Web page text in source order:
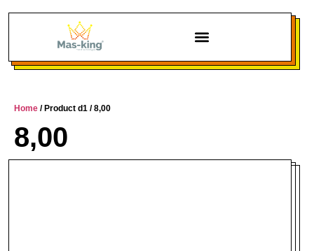
Home / Product d1 / 8,00
8,00